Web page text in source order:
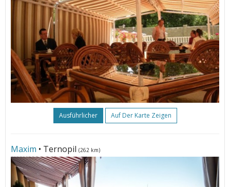
Ausführlicher Auf Der Karte Zeigen
Maxim • Ternopil (262 km)